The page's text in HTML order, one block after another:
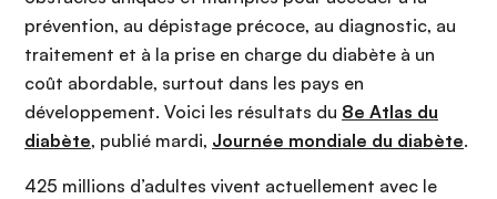
prévention, au dépistage précoce, au diagnostic, au
traitement et à la prise en charge du diabète à un
coût abordable, surtout dans les pays en
développement. Voici les résultats du 8e Atlas du
diabète, publié mardi, Journée mondiale du diabète.
425 millions d’adultes vivent actuellement avec le